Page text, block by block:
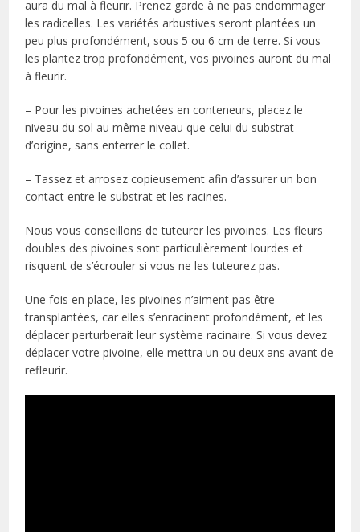
aura du mal à fleurir. Prenez garde à ne pas endommager
les radicelles. Les variétés arbustives seront plantées un
peu plus profondément, sous 5 ou 6 cm de terre. Si vous
les plantez trop profondément, vos pivoines auront du mal
à fleurir.
– Pour les pivoines achetées en conteneurs, placez le
niveau du sol au même niveau que celui du substrat
d’origine, sans enterrer le collet.
– Tassez et arrosez copieusement afin d’assurer un bon
contact entre le substrat et les racines.
Nous vous conseillons de tuteurer les pivoines. Les fleurs
doubles des pivoines sont particulièrement lourdes et
risquent de s’écrouler si vous ne les tuteurez pas.
Une fois en place, les pivoines n’aiment pas être
transplantées, car elles s’enracinent profondément, et les
déplacer perturberait leur système racinaire. Si vous devez
déplacer votre pivoine, elle mettra un ou deux ans avant de
refleurir.